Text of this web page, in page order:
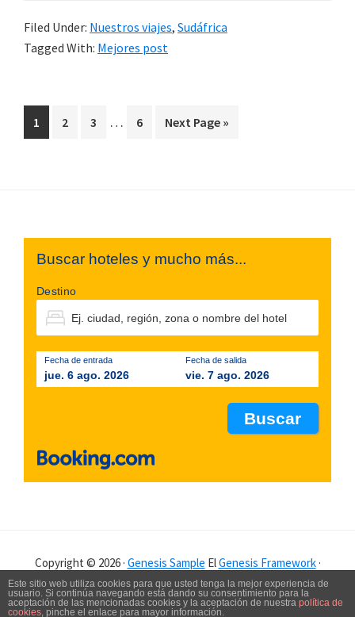
Filed Under: Nuestros viajes, Sudáfrica
Tagged With: Mejores post
Page
1 Page
2 Page
3
Interim
… Page
6
Go
Next Page »
FooterBuscar hoteles y mucho más...
Destino
Fecha de entrada
jue. 6 ago. 2026
Fecha de salida
vie. 7 ago. 2026
Copyright © 2026 · Genesis Sample ElGenesis Framework·
WordPress·Log in
POLÍTICA DE PRIVACIDAD
AVISO LEGAL
Este sitio web utiliza cookies para que usted tenga la mejor experiencia de
usuario. Si continúa navegando está dando su consentimiento para la
aceptación de las mencionadas cookies y la aceptación de nuestra política de
cookies, pinche el enlace para mayor información.